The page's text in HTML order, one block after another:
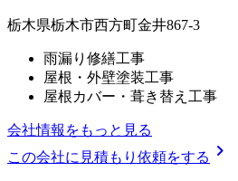
栃木県栃木市西方町金井867-3
雨漏り修繕工事
屋根・外壁塗装工事
屋根カバー・葺き替え工事
会社情報をもっと見る
この会社に見積もり依頼をする chevron_right